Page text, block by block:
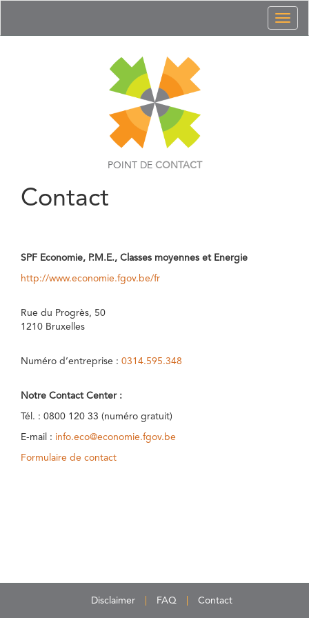
POINT DE CONTACT
Contact
SPF Economie, P.M.E., Classes moyennes et Energie
http://www.economie.fgov.be/fr
Rue du Progrès, 50
1210 Bruxelles
Numéro d’entreprise : 0314.595.348
Notre Contact Center :
Tél. : 0800 120 33 (numéro gratuit)
E-mail : info.eco@economie.fgov.be
Formulaire de contact
Disclaimer FAQ Contact